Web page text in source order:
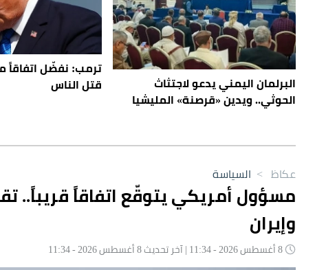
البرلمان اليمني يدعو لاجتثاث
الحوثي.. ويدين «قرصنة» المليشيا
ترمب: نفضّل اتفاقاً
قتل الناس
عكاظ > السياسة
مسؤول أمريكي يتوقّع اتفاقاً قريباً..
وإيران